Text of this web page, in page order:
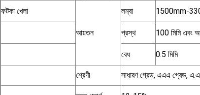
ফটকা খেলা
আয়তন
লম্বা 1500mm-
প্রস্থ 100 মিমি এবং
বেধ 0.5 মিমি
শ্রেণী সাধারণ গ্রেড, এএএ গ্রেড,